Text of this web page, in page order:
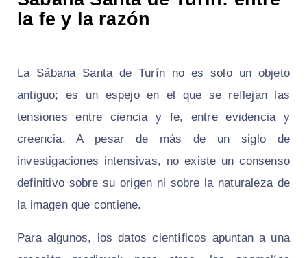
la fe y la razón
La Sábana Santa de Turín no es solo un objeto
antiguo; es un espejo en el que se reflejan las
tensiones entre ciencia y fe, entre evidencia y
creencia. A pesar de más de un siglo de
investigaciones intensivas, no existe un consenso
definitivo sobre su origen ni sobre la naturaleza de
la imagen que contiene.
Para algunos, los datos científicos apuntan a una